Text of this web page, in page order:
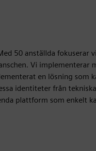
50 anställda fokuserar
Vi implementerar
en lösning som
identiteter från
plattform som enkelt